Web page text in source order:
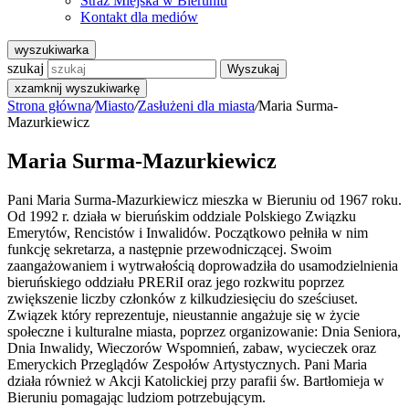
Kontakt dla mediów
wyszukiwarka
szukaj
Wyszukaj
xzamknij wyszukiwarkę
Strona główna/Miasto/Zasłużeni dla miasta/Maria Surma-
Mazurkiewicz
Maria Surma-Mazurkiewicz
Pani Maria Surma-Mazurkiewicz mieszka w Bieruniu od 1967 roku.
Od 1992 r. działa w bieruńskim oddziale Polskiego Związku
Emerytów, Rencistów i Inwalidów. Początkowo pełniła w nim
funkcję sekretarza, a następnie przewodniczącej. Swoim
zaangażowaniem i wytrwałością doprowadziła do usamodzielnienia
bieruńskiego oddziału PRERiI oraz jego rozkwitu poprzez
zwiększenie liczby członków z kilkudziesięciu do sześciuset.
Związek który reprezentuje, nieustannie angażuje się w życie
społeczne i kulturalne miasta, poprzez organizowanie: Dnia Seniora,
Dnia Inwalidy, Wieczorów Wspomnień, zabaw, wycieczek oraz
Emeryckich Przeglądów Zespołów Artystycznych. Pani Maria
działa również w Akcji Katolickiej przy parafii św. Bartłomieja w
Bieruniu pomagając ludziom potrzebującym.